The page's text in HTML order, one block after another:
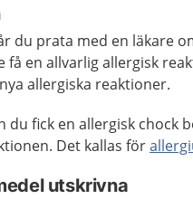
du prata med en läkare
få en allvarlig allergisk
allergiska reaktioner.
du fick en allergisk chock
Det kallas för
utskrivna